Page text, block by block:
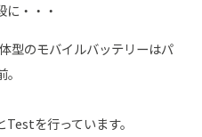
・・・
型のモバイルバッテリーはパ
を行っています。